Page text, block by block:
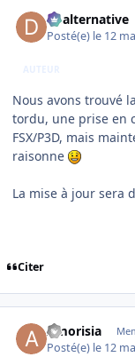
dbalternative
Posté(e) le 12
AUTEUR
Nous avons trouvé
tordu, une prise en
FSX/P3D, mais
raisonne
La mise à jour sera
Citer
Amorisia
Posté(e) le 12